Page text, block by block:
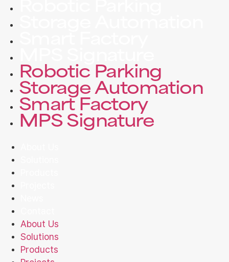
Robotic Parking
Storage Automation
Smart Factory
MPS Signature
About Us
Solutions
Products